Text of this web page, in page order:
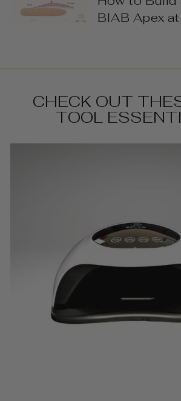
BIAB Apex
CHECK OUT
TOOL